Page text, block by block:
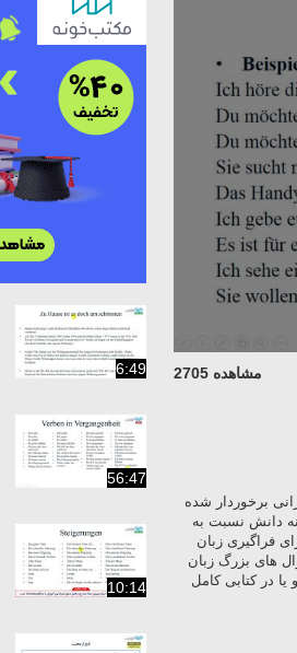
مشاهده 2705
برخوردار شده
نسبت به
زبان
بزرگ زبان
کتابی کامل
6:49
56:47
10:14